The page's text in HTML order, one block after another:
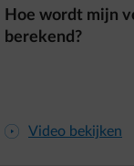
Hoe wordt mijn
berekend?
arrow-play-fwd Video bekijken